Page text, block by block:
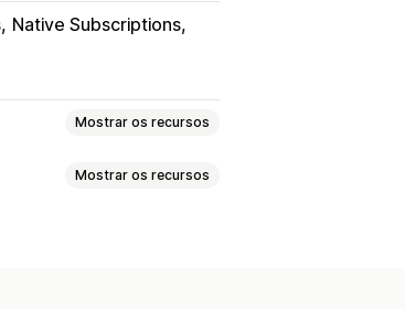
Native Subscriptions
Mostrar os recursos
Mostrar os recursos